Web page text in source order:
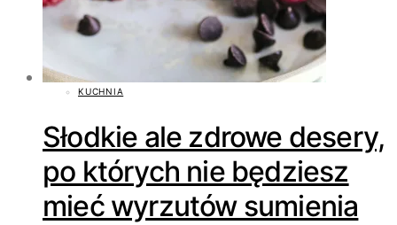
KUCHNIA
Słodkie ale zdrowe desery,
po których nie będziesz
mieć wyrzutów sumienia